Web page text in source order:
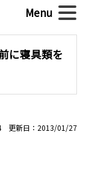
に寝具類を
更新日：2013/01/27